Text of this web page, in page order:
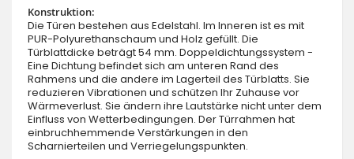
Konstruktion:
Die Türen bestehen aus Edelstahl. Im Inneren ist es mit
PUR-Polyurethanschaum und Holz gefüllt. Die
Türblattdicke beträgt 54 mm. Doppeldichtungssystem -
Eine Dichtung befindet sich am unteren Rand des
Rahmens und die andere im Lagerteil des Türblatts. Sie
reduzieren Vibrationen und schützen Ihr Zuhause vor
Wärmeverlust. Sie ändern ihre Lautstärke nicht unter dem
Einfluss von Wetterbedingungen. Der Türrahmen hat
einbruchhemmende Verstärkungen in den
Scharnierteilen und Verriegelungspunkten.